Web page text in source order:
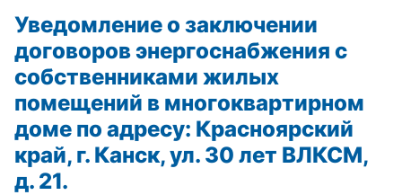
Уведомление о заключении
договоров энергоснабжения с
собственниками жилых
помещений в многоквартирном
доме по адресу: Красноярский
край, г. Канск, ул. 30 лет ВЛКСМ,
д. 21.